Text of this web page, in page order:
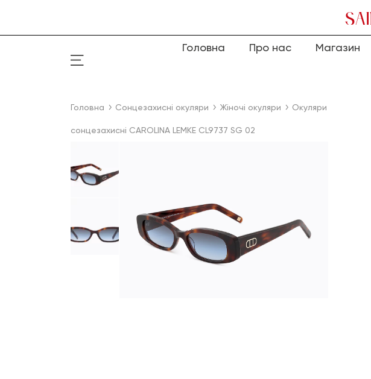
Головна Про нас Магазин
Головна Сонцезахисні окуляри Жіночі окуляри Окуляри
сонцезахисні CAROLINA LEMKE CL9737 SG 02